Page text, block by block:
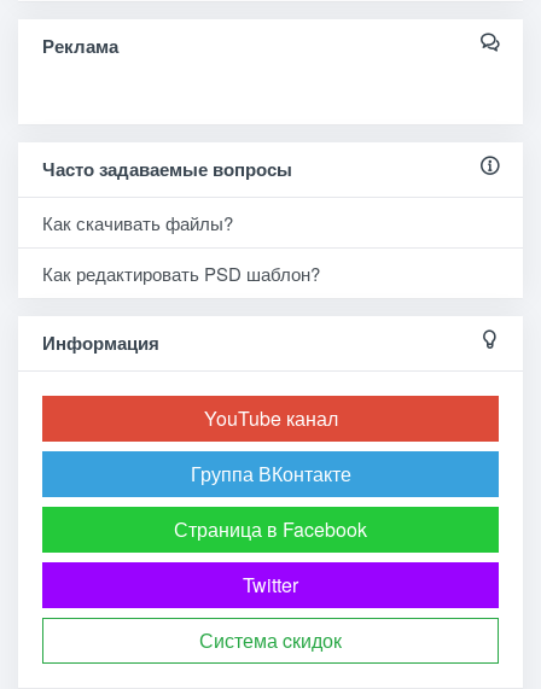
Реклама
Часто задаваемые вопросы
Как скачивать файлы?
Как редактировать PSD шаблон?
Информация
YouTube канал
Группа ВКонтакте
Страница в Facebook
Twitter
Система cкидок